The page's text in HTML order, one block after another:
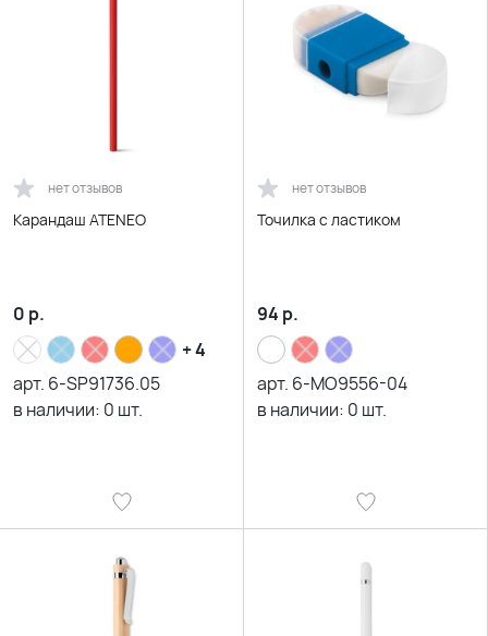
нет отзывов
Карандаш ATENEO
0 р.
+ 4
арт. 6-SP91736.05
в наличии: 0 шт.
нет отзывов
Точилка с ластиком
94 р.
арт. 6-MO9556-04
в наличии: 0 шт.